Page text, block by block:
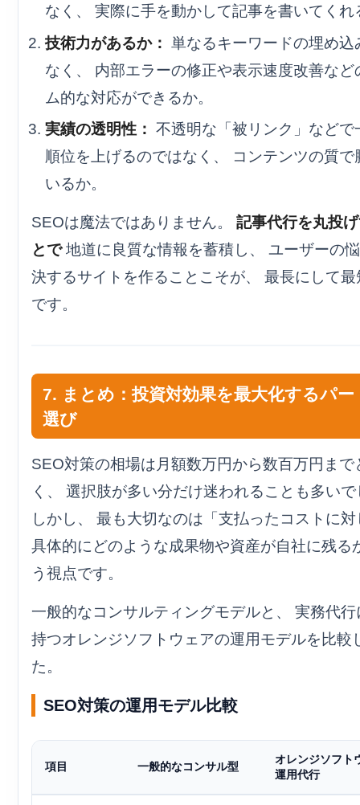
なく、 実際に手を動かして記事を書いてくれ
技術力があるか： 単なるキーワードの埋め込
なく、 内部エラーの修正や表示速度改善など
ム的な対応ができるか。
実績の透明性： 不透明な「被リンク」などで
順位を上げるのではなく、 コンテンツの質で
いるか。
SEOは魔法ではありません。 記事代行を丸投
とで地道に良質な情報を蓄積し、 ユーザーの
決するサイトを作ることこそが、 最長にして
です。
7. まとめ：投資対効果を最大化するパー
選び
SEO対策の相場は月額数万円から数百万円まで
く、 選択肢が多い分だけ迷われることも多い
しかし、 最も大切なのは「支払ったコストに
具体的にどのような成果物や資産が自社に残る
う視点です。
一般的なコンサルティングモデルと、 実務代
持つオレンジソフトウェアの運用モデルを比較
た。
SEO対策の運用モデル比較
項目 一般的なコンサル型
オレンジソフト
運用代行